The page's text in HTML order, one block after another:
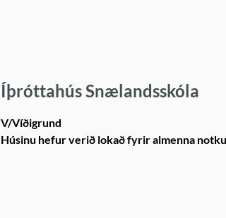
Íþróttahús Snælandsskóla
V/Víðigrund
Húsinu hefur verið lokað fyrir almenna